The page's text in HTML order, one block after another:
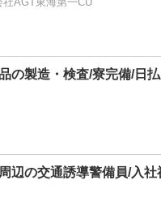
の製造・検査/寮完備/日
辺の交通誘導警備員/入社